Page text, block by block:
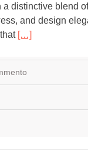
a distinctive blend
and design
[…]